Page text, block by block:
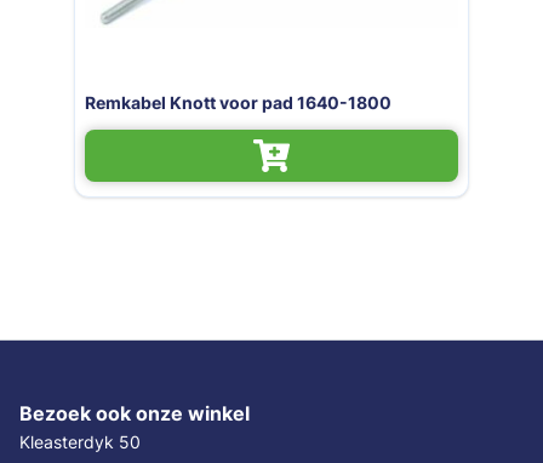
Remkabel Knott voor pad 1640-
Bezoek ook onze winkel
Kleasterdyk 50